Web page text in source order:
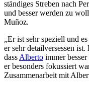
ständiges Streben nach
und besser werden zu
Muñoz.
„Er ist sehr speziell und
er sehr detailversessen
dass Alberto immer
er besonders fokussiert
Zusammenarbeit mit